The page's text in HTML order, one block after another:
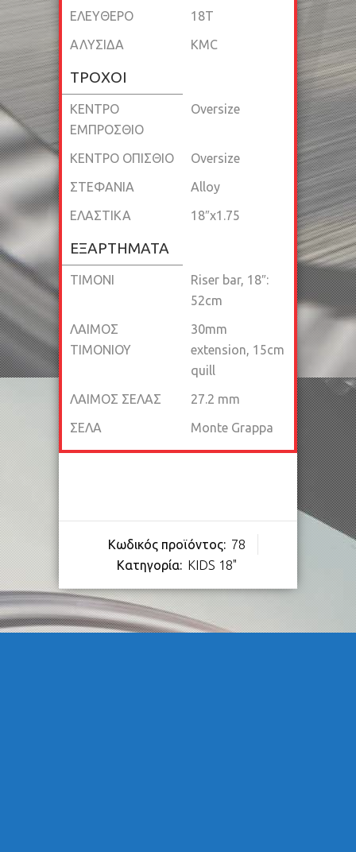
ΕΛΕΥΘΕΡΟ
18T
ΑΛΥΣΙΔΑ
KMC
ΤΡΟΧΟΙ
ΚΕΝΤΡΟ
ΕΜΠΡΟΣΘΙΟ
Oversize
ΚΕΝΤΡΟ ΟΠΙΣΘΙΟ
Oversize
ΣΤΕΦΑΝΙΑ
Alloy
ΕΛΑΣΤΙΚΑ
18″x1.75
ΕΞΑΡΤΗΜΑΤΑ
ΤΙΜΟΝΙ
Riser bar, 18″:
52cm
ΛΑΙΜΟΣ
ΤΙΜΟΝΙΟΥ
30mm
extension, 15cm
quill
ΛΑΙΜΟΣ ΣΕΛΑΣ
27.2 mm
ΣΕΛΑ
Monte Grappa
Κωδικός προϊόντος: 78
Κατηγορία: KIDS 18"